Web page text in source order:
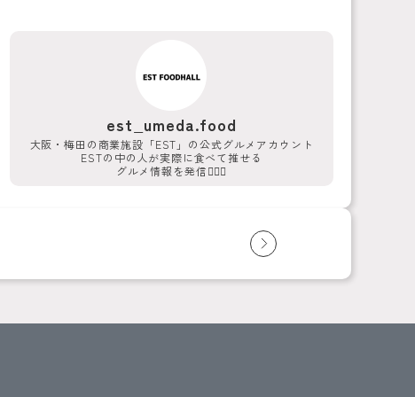
est_umeda.food
大阪・梅田の商業施設「EST」の公式グルメアカウント
ESTの中の人が実際に食べて推せる
グルメ情報を発信💁‍♀️✨